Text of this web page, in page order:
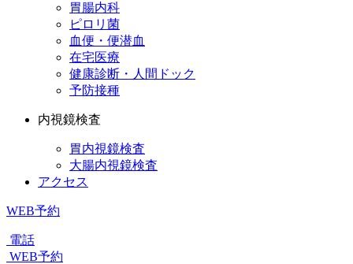
胃腸内科
ピロリ菌
血便・便潜血
在宅医療
健康診断・人間ドック
予防接種
内視鏡検査
胃内視鏡検査
大腸内視鏡検査
アクセス
WEB予約
電話
WEB予約